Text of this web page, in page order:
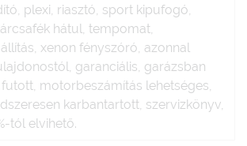
plexi, riasztó, sport kipufogó,
hátul, tempomat,
xenon fényszóró, azonnal
garanciális, garázsban
motorbeszámítás lehetséges,
karbantartott, szervizkönyv,
tól elvihető.